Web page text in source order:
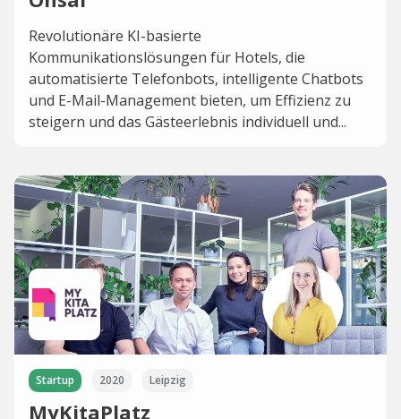
Revolutionäre KI-basierte
Kommunikationslösungen für Hotels, die
automatisierte Telefonbots, intelligente Chatbots
und E-Mail-Management bieten, um Effizienz zu
steigern und das Gästeerlebnis individuell und...
Startup 2020 Leipzig
MyKitaPlatz